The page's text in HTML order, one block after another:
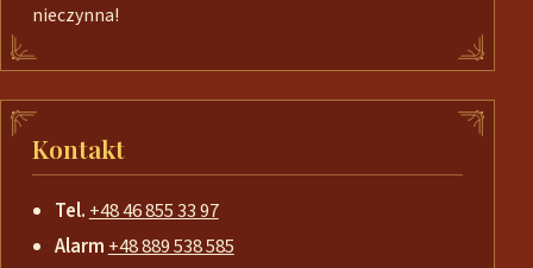
nieczynna!
Kontakt
Tel. +48 46 855 33 97
Alarm+48 889 538 585